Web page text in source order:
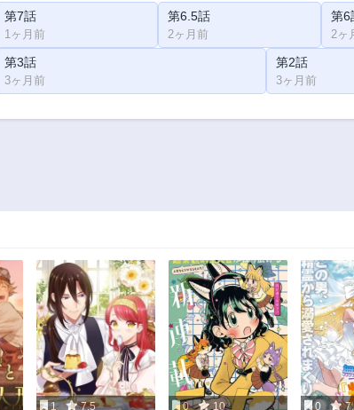
第7話
1ヶ月前
第6.5話
2ヶ月前
第6
2ヶ
第3話
3ヶ月前
第2話
3ヶ月前
1 7.5 0 10 0